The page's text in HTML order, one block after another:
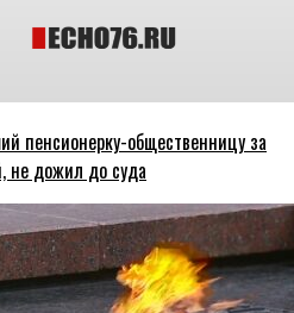
пенсионерку-общественницу за
не дожил до суда